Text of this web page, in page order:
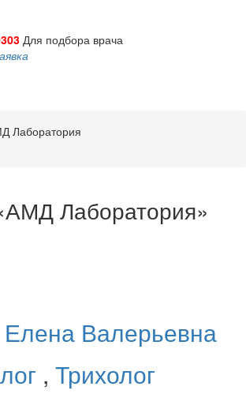
Для подбора врача
Лаборатория
Лаборатория»
Елена Валерьевна
, Трихолог